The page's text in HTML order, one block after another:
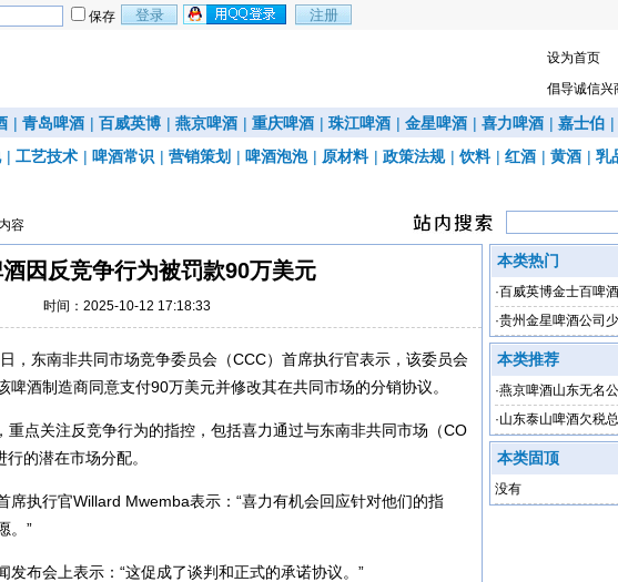
保存
设为首页
倡导诚信兴
| 青岛啤酒 | 百威英博 | 燕京啤酒 | 重庆啤酒 | 珠江啤酒 | 金星啤酒 | 喜力啤酒 | 嘉士伯 |
| 工艺技术 | 啤酒常识 | 营销策划 | 啤酒泡泡 | 原材料 | 政策法规 | 饮料 | 红酒 | 黄酒 | 乳
容
因反竞争行为被罚款90万美元
时间：2025-10-12 17:18:33
，东南非共同市场竞争委员会（CCC）首席执行官表示，该委员会
啤酒制造商同意支付90万美元并修改其在共同市场的分销协议。
重点关注反竞争行为的指控，包括喜力通过与东南非共同市场（CO
的潜在市场分配。
席执行官Willard Mwemba表示：“喜力有机会回应针对他们的指
。”
发布会上表示：“这促成了谈判和正式的承诺协议。”
本类热门
·百威英博金士百啤
·贵州金星啤酒公司
本类推荐
·燕京啤酒山东无名
罚
·山东泰山啤酒欠税
本类固顶
没有